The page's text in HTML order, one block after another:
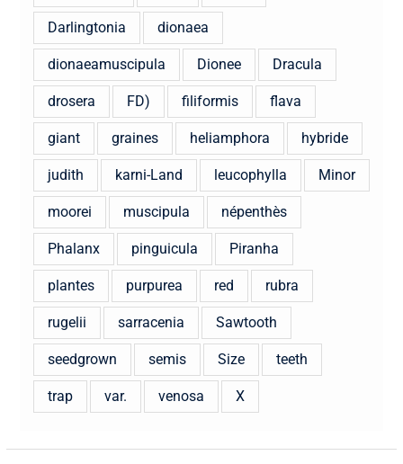
Darlingtonia dionaea
dionaeamuscipula Dionee Dracula
drosera FD) filiformis flava
giant graines heliamphora hybride
judith karni-Land leucophylla Minor
moorei muscipula népenthès
Phalanx pinguicula Piranha
plantes purpurea red rubra
rugelii sarracenia Sawtooth
seedgrown semis Size teeth
trap var. venosa X